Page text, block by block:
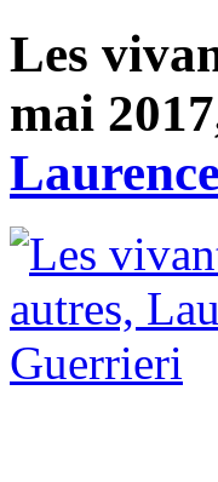
Les
mai